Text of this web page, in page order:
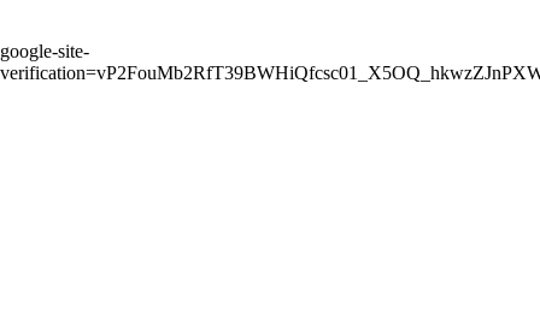
google-site-